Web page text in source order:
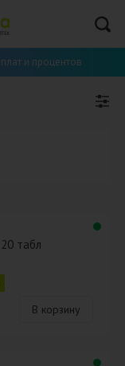
и процентов
табл
В корзину